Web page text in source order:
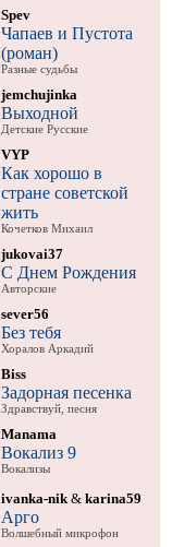
Spev
Чапаев и Пустота
(роман)
Разные судьбы
jemchujinka
Выходной
Детские Русские
VYP
Как хорошо в
стране советской
жить
Кочетков Михаил
jukovai37
С Днем Рождения
Авторские
sever56
Без тебя
Хоралов Аркадий
Biss
Задорная песенка
Здравствуй, песня
Manama
Вокализ 9
Вокализы
ivanka-nik& karina59
Арго
Волшебный микрофон